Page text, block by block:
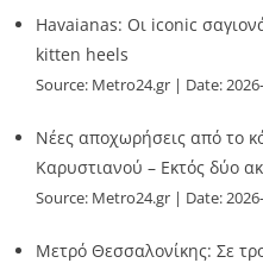
Havaianas: Οι iconic
kitten heels
Source: Metro24.gr Date:
Νέες αποχωρήσεις από το
Καρυστιανού – Εκτός δύο
Source: Metro24.gr Date:
Μετρό Θεσσαλονίκης: Σε